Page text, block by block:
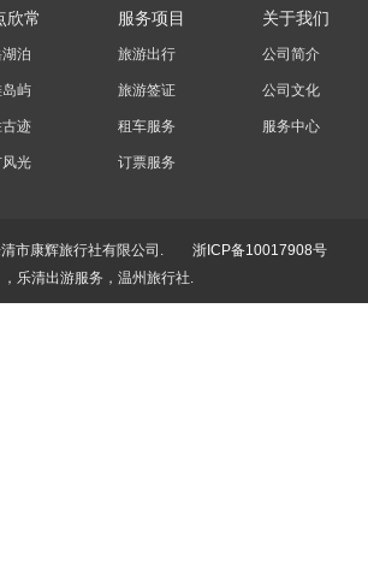
欣常
泊
屿
迹
光
服务项目
旅游出行
旅游签证
租车服务
订票服务
关于我们
公司简介
公司文化
服务中心
清市康辉旅行社有限公司. 浙ICP备10017908号
乐清出游服务，温州旅行社.